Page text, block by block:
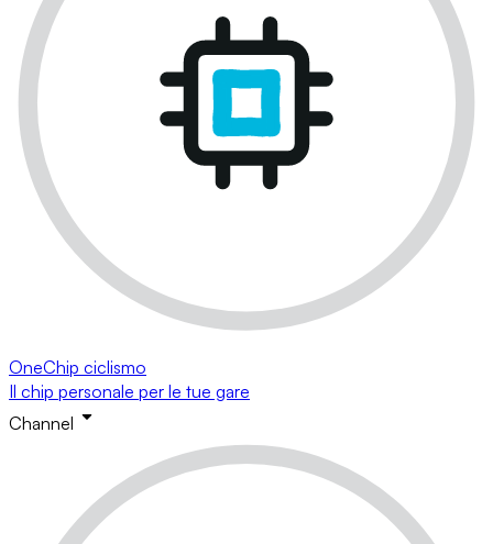
OneChip ciclismo
Il chip personale per le tue gare
Channel